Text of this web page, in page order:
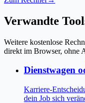
Verwandte
Weitere kostenlose
direkt im Browser, ohne
Dienstwagen
Karriere-
dein Job sich